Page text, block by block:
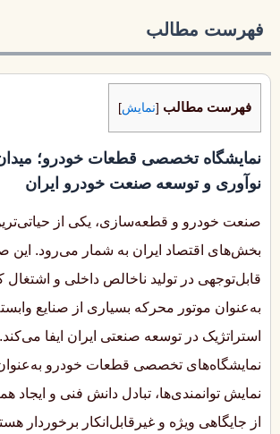
فهرست مطالب
فهرست مطالب [نمایش]
نمایشگاه تخصصی قطعات خودرو؛
نوآوری و توسعه صنعت خودرو ایران
صنعت خودرو و قطعه‌سازی، یکی از حیاتی‌ترین
بخش‌های اقتصاد ایران به شمار می‌رود. این
قابل‌توجهی در تولید ناخالص داخلی و اشتغال
به‌عنوان موتور محرکه بسیاری از صنایع
استراتژیک در توسعه صنعتی ایران ایفا
نمایشگاه‌های تخصصی قطعات خودرو
نمایش توانمندی‌ها، تبادل دانش فنی و ایجاد
از جایگاهی ویژه و غیرقابل‌انکار برخوردار